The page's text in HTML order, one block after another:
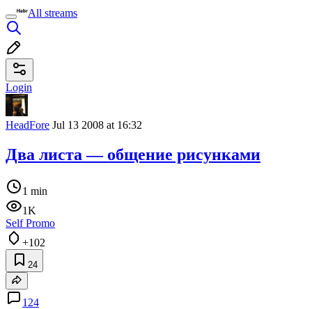
All streams
Login
HeadFore Jul 13 2008 at 16:32
Два листа — общение рисунками
1 min
1K
Self Promo
+102
24
124